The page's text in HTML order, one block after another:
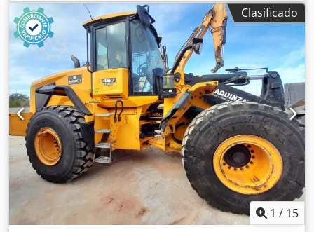
Capacidad de carga: 4.500 kg PBV: 19.400 kg Dimensiones
(lxanxal): 673 x 250 x 304 cm Ubicación: San Sebastián
(Guipúzcoa) Este manipulador telescópico de segunda
mano posee una espaciosa cabina panorámica, grandes
estabilizadores y corrector de desnivel que permitirán
trabajar con toda seguridad, siendo una máquina de
ocasión extremadamente versátil gracias a su extensa
gama de accesorios compatibles. precio: PRECIO A
CONSULTAR Tipología: Rotatorio Matriculada CE Dksdpfx
Aezrx Egspyor
Clasificado
1 / 15